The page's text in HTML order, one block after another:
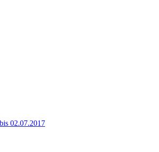
02.07.2017